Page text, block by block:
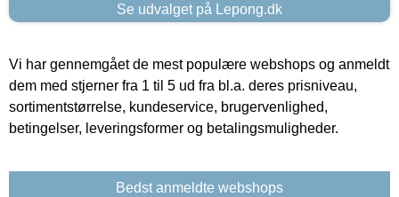
Se udvalget på Lepong.dk
Vi har gennemgået de mest populære webshops og anmeldt
dem med stjerner fra 1 til 5 ud fra bl.a. deres prisniveau,
sortimentstørrelse, kundeservice, brugervenlighed,
betingelser, leveringsformer og betalingsmuligheder.
Bedst anmeldte webshops